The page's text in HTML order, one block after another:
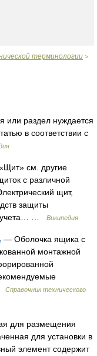
терминологии >
или раздел нуждается
в соответствии с
см. другие
с различной
щит,
защиты
учета… …
Википедия
— Оболочка ящика с
монтажной
Справочник технического
для размещения
для установки в
элемент содержит